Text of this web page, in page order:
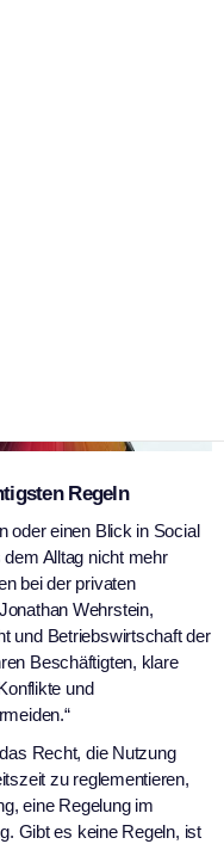
Regeln
oder einen Blick in Social
Alltag nicht mehr
bei der privaten
Wehrstein,
und Betriebswirtschaft der
Beschäftigten, klare
und
Recht, die Nutzung
zu reglementieren,
eine Regelung im
Gibt es keine Regeln, ist